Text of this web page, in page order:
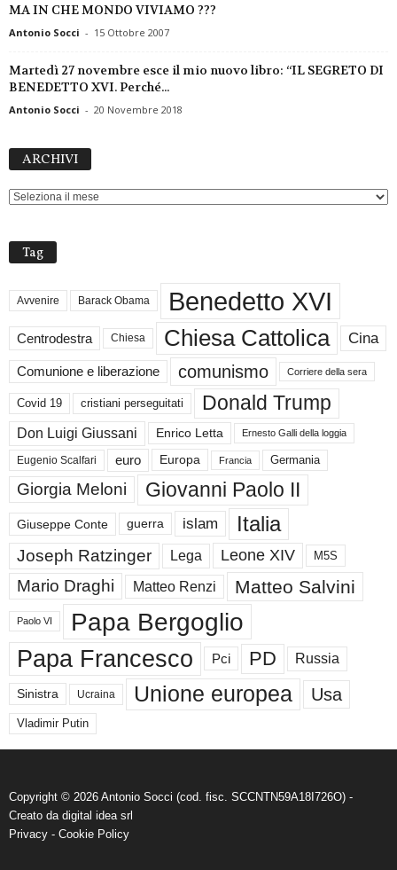
MA IN CHE MONDO VIVIAMO ???
Antonio Socci - 15 Ottobre 2007
Martedì 27 novembre esce il mio nuovo libro: “IL SEGRETO DI
BENEDETTO XVI. Perché...
Antonio Socci - 20 Novembre 2018
ARCHIVI
Tag
Avvenire Barack Obama Benedetto XVI
Centrodestra Chiesa Chiesa Cattolica Cina
Comunione e liberazione comunismo Corriere della sera
Covid 19 cristiani perseguitati Donald Trump
Don Luigi Giussani Enrico Letta Ernesto Galli della loggia
Eugenio Scalfari euro Europa Francia Germania
Giorgia Meloni Giovanni Paolo II
Giuseppe Conte guerra islam Italia
Joseph Ratzinger Lega Leone XIV M5S
Mario Draghi Matteo Renzi Matteo Salvini
Paolo VI Papa Bergoglio
Papa Francesco Pci PD Russia
Sinistra Ucraina Unione europea Usa
Vladimir Putin
Copyright © 2026 Antonio Socci (cod. fisc. SCCNTN59A18I726O) -
Creato da digital idea srl
Privacy - Cookie Policy